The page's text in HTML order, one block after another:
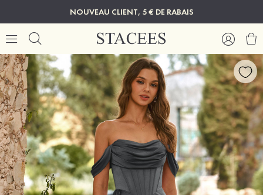
NOUVEAU CLIENT, 5 € DE RABAIS